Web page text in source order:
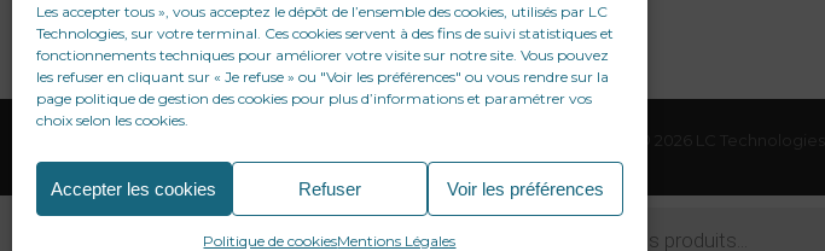
Les accepter tous », vous acceptez le dépôt de l’ensemble des cookies, utilisés par LC
Technologies, sur votre terminal. Ces cookies servent à des fins de suivi statistiques et
fonctionnements techniques pour améliorer votre visite sur notre site. Vous pouvez
les refuser en cliquant sur « Je refuse » ou "Voir les préférences" ou vous rendre sur la
page politique de gestion des cookies pour plus d’informations et paramétrer vos
choix selon les cookies.
Accepter les cookies Refuser Voir les préférences
Politique de cookiesMentions Légales
Recherche